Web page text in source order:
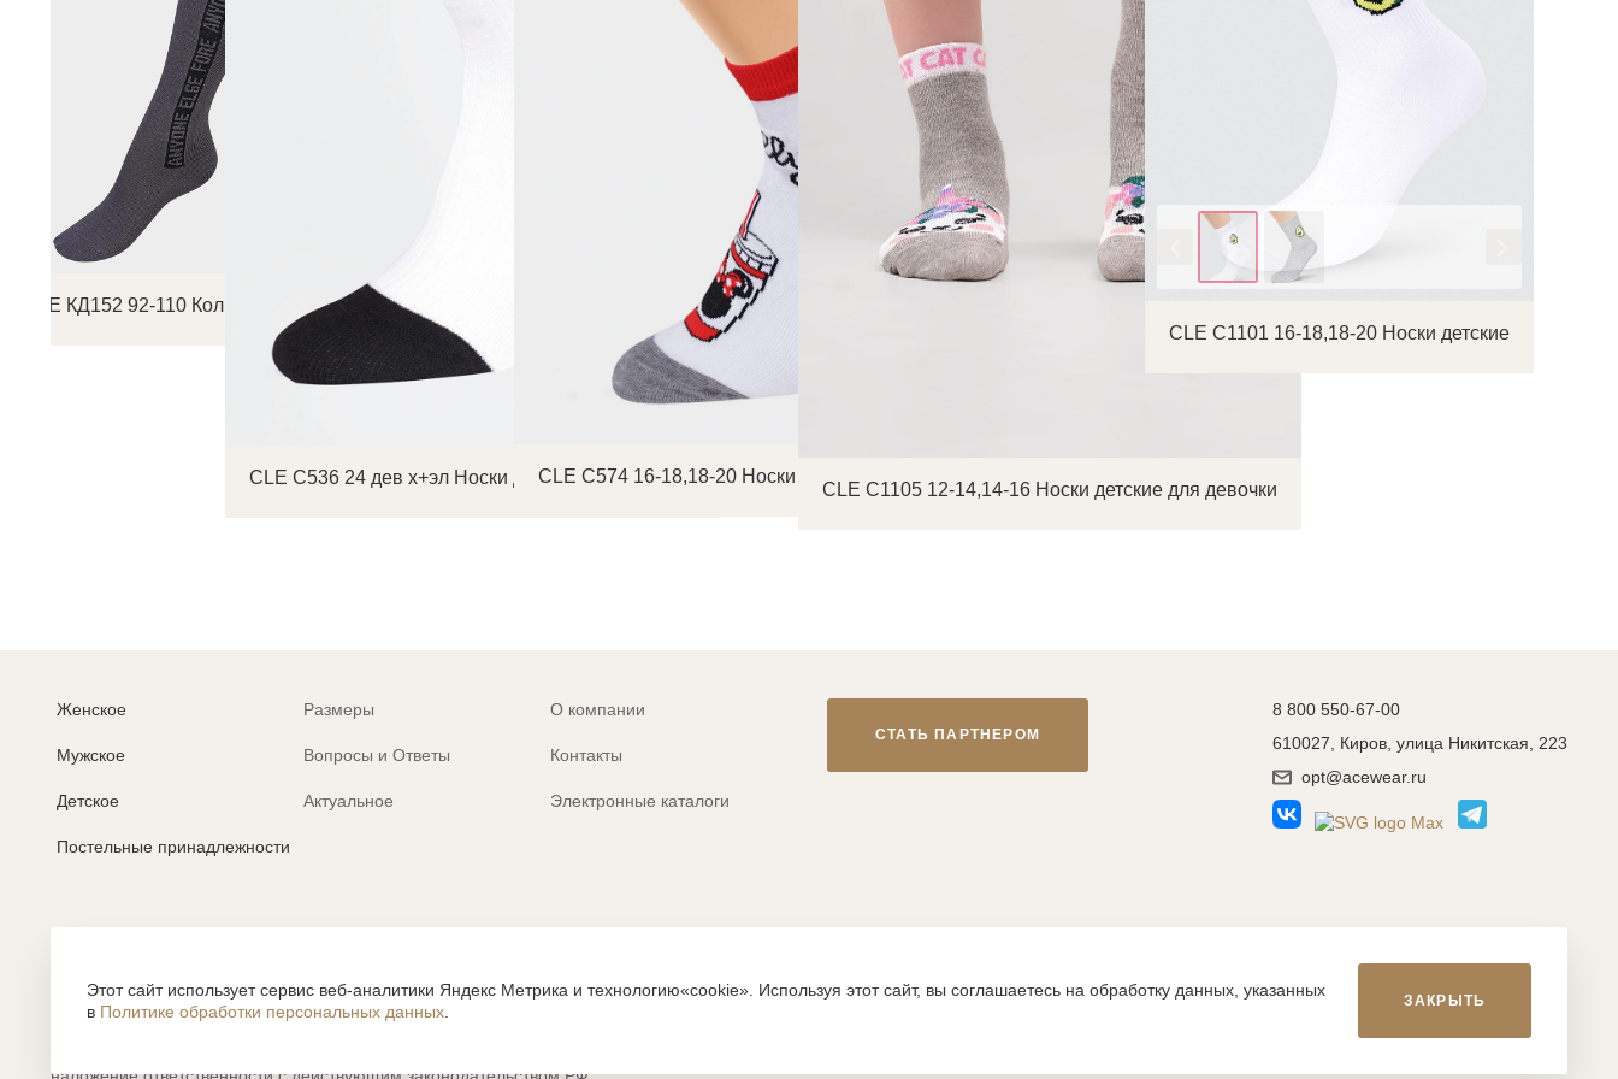
CLE КД152 92-110 Колготки детские
CLE С536 24 дев х+эл Носки детские для девочкиCLE С574 16-18,18-20 Носки детские для девочки
CLE С1105 12-14,14-16 Носки детские для девочки
CLE С1101 16-18,18-20 Носки детские
Женское
Мужское
Детское
Постельные принадлежности
Размеры
Вопросы и Ответы
Актуальное
О компании
Контакты
Электронные каталоги
СТАТЬ ПАРТНЕРОМ
8 800 550-67-00
610027, Киров, улица Никитская, 223
opt@acewear.ru
Согласие на обработку персональных данных
Все содержание, представленное или отраженное на сайте https://clever-style.ru, включая, но не ограничиваясь, текстом, графикой, фотографиями, иллюстрациями и т.д., являются
Этот сайт использует сервис веб-аналитики Яндекс Метрика и технологию«cookie». Используя этот сайт, вы соглашаетесь на обработку данных, указанных
в Политике обработки персональных данных
ЗАКРЫТЬ